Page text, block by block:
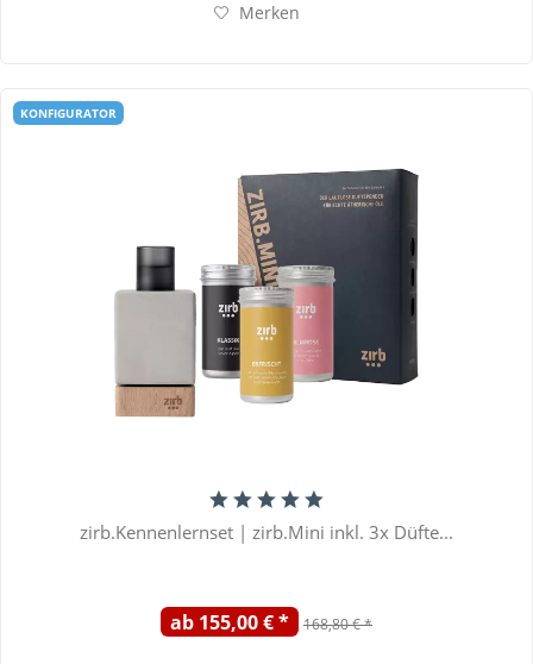
Merken
KONFIGURATOR
zirb.Kennenlernset | zirb.Mini inkl. 3x Düfte...
ab 155,00 € * 168,80 € *